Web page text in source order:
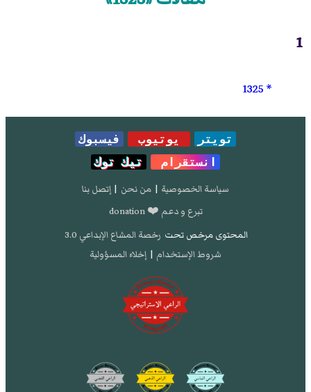
1
1325
تويتر يوتيوب
فيسبوك
انستقرام
تيك توك
سياسة الخصوصية | من نحن | إتصل بنا
تبرع و دعم ❤️ donation
المحتوى مرخص تحت رخصة المشاع الإبداعي 3.0
شروط الإستخدام | إخلاء المسؤولية